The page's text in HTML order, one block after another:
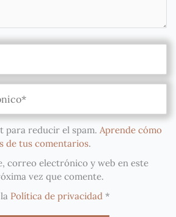
para reducir el spam. Aprende cómo
de tus comentarios.
correo electrónico y web en este
vez que comente.
Política de privacidad *